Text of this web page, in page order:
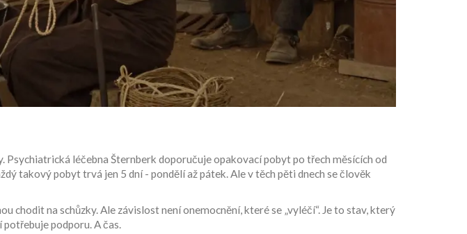
léčebna Šternberk doporučuje opakovací pobyt po třech měsících od
takový pobyt trvá jen 5 dní - pondělí až pátek. Ale v těch pěti dnech se člověk
na schůzky. Ale závislost není onemocnění, které se „vyléčí“. Je to stav, který
podporu. A čas.